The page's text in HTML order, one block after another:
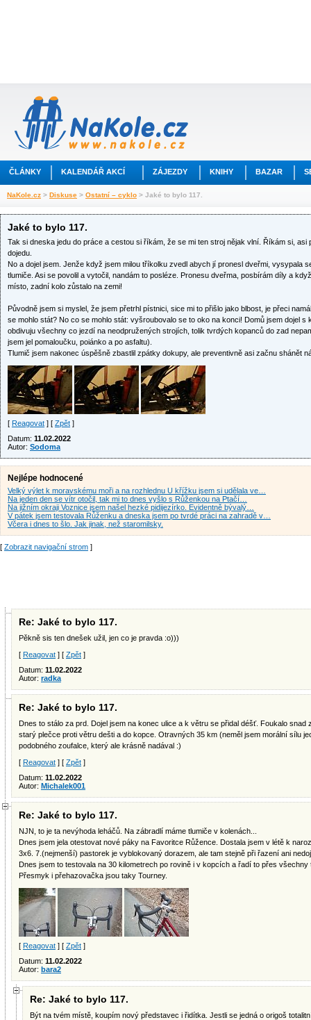
ČLÁNKY KALENDÁŘ AKCÍ ZÁJEZDY KNIHY BAZAR
NaKole.cz > Diskuse > Ostatní – cyklo > Jaké to bylo 117.
Jaké to bylo 117.
Tak si dneska jedu do práce a cestou si říkám, že se mi ten stroj nějak vlní. Říkám si, asi
dojedu.
No a dojel jsem. Jenže když jsem milou tříkolku zvedl abych jí pronesl dveřmi, vysypala
tlumiče. Asi se povolil a vytočil, nandám to posléze. Pronesu dveřma, posbírám díly a
místo, zadní kolo zůstalo na zemi!
Původně jsem si myslel, že jsem přetrhl pístnici, sice mi to přišlo jako blbost, je přeci
se mohlo stát? No co se mohlo stát: vyšroubovalo se to oko na konci! Domů jsem dojel s
obdivuju všechny co jezdí na neodpružených strojích, tolik tvrdých kopanců do zad
jsem jel pomaloučku, poiánko a po asfaltu).
Tlumič jsem nakonec úspěšně zbastlil zpátky dokupy, ale preventivně asi začnu shánět
[ Reagovat ] [ Zpět ]
Datum: 11.02.2022
Autor: Sodoma
Nejlépe hodnocené
Velký výlet k moravskému moři a na rozhlednu U křížku jsem si udělala ve…
Na jeden den se vítr otočil, tak mi to dnes vyšlo s Růženkou na Ptačí…
Na jižním okraji Voznice jsem našel hezké pidijezírko. Evidentně bývalý…
V pátek jsem testovala Růženku a dneska jsem po tvrdé práci na zahradě v…
Včera i dnes to šlo. Jak jinak, než staromilsky.
[ Zobrazit navigační strom ]
Re: Jaké to bylo 117.
Pěkně sis ten dnešek užil, jen co je pravda :o)))
[ Reagovat ] [ Zpět ]
Datum: 11.02.2022
Autor: radka
Re: Jaké to bylo 117.
Dnes to stálo za prd. Dojel jsem na konec ulice a k větru se přidal déšť. Foukalo
starý plečce proti větru dešti a do kopce. Otravných 35 km (neměl jsem morální sílu
podobného zoufalce, který ale krásně nadával :)
[ Reagovat ] [ Zpět ]
Datum: 11.02.2022
Autor: Michalek001
Re: Jaké to bylo 117.
NJN, to je ta nevýhoda leháčů. Na zábradlí máme tlumiče v kolenách...
Dnes jsem jela otestovat nové páky na Favoritce Růžence. Dostala jsem v létě k
3x6. 7.(nejmenší) pastorek je vyblokovaný dorazem, ale tam stejně při řazení ani
Dnes jsem to testovala na 30 kilometrech po rovině i v kopcích a řadí to přes
Přesmyk i přehazovačka jsou taky Tourney.
[ Reagovat ] [ Zpět ]
Datum: 11.02.2022
Autor: bara2
Re: Jaké to bylo 117.
Být na tvém místě, koupím nový představec i řidítka. Jestli se jedná o origoš